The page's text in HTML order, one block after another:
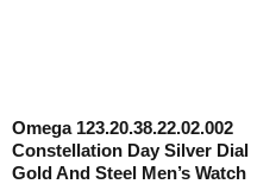
Omega 123.20.38.22.02.002
Constellation Day Silver Dial
Gold And Steel Men’s Watch